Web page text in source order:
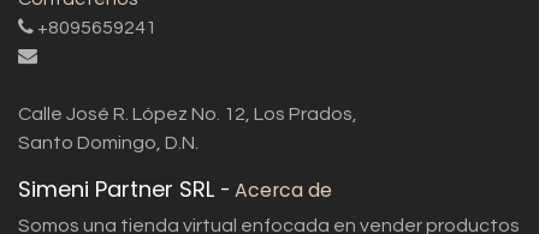
+8095659241
Calle José R. López No. 12, Los Prados,
Santo Domingo, D.N.
Simeni Partner SRL - Acerca de
Somos una tienda virtual enfocada en vender productos